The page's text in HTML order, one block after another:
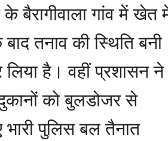
बैरागीवाला गांव में खेत
तनाव की स्थिति बनी
है। वहीं प्रशासन ने
को बुलडोजर से
पुलिस बल तैनात